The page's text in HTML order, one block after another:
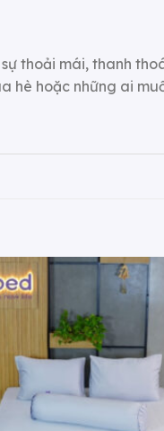
thoải mái, thanh
hè hoặc những ai